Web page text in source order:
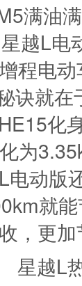
满油
越L
程电
诀就
化
为
动版
就
，更